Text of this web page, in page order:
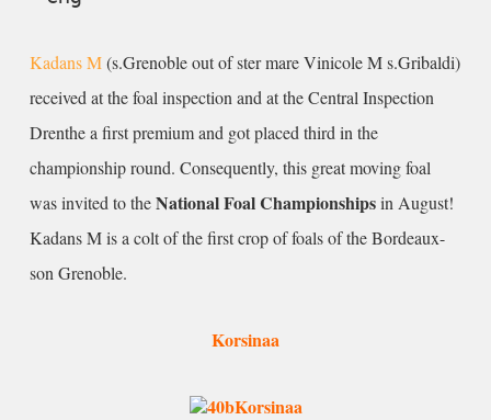
Kadans M(s.Grenoble out of ster mare Vinicole M s.Gribaldi)
received at the foal inspection and at the Central Inspection
Drenthe a first premium and got placed third in the
championship round. Consequently, this great moving foal
was invited to theNational Foal Championshipsin August!
Kadans M is a colt of the first crop of foals of the Bordeaux-
son Grenoble.
Korsinaa